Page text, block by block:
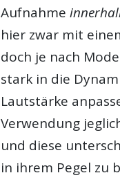
Aufnahme
hier zwar mit
doch je nach
stark in die
Lautstärke
Verwendung
und diese
in ihrem Pegel zu